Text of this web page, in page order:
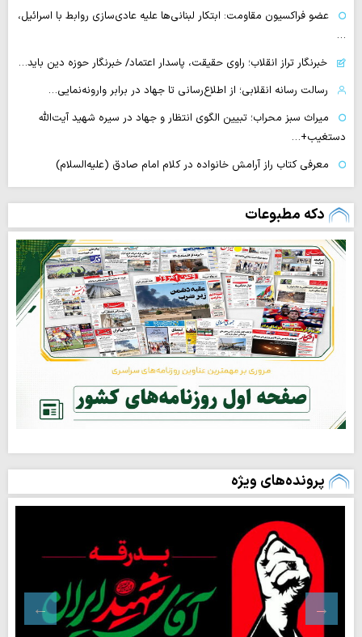
عضو فراکسیون مقاومت: ابتکار لبنانی‌ها علیه عادی‌سازی روابط با اسرائیل،
…
خبرنگار تراز انقلاب؛ راوی حقیقت، پاسدار اعتماد/ خبرنگار حوزه دین باید…
رسالت رسانه انقلابی؛ از اطلاع‌رسانی تا جهاد در برابر وارونه‌نمایی…
میراث سبز محراب؛ تبیین الگوی انتظار و جهاد در سیره شهید آیت‌الله
دستغیب+…
معرفی کتاب راز آرامش خانواده در کلام امام صادق (علیه‌السلام)
دکه مطبوعات
پرونده‌های ویژه